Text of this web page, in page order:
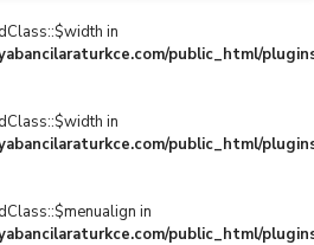
in
public_html/
in
public_html/
in
public_html/